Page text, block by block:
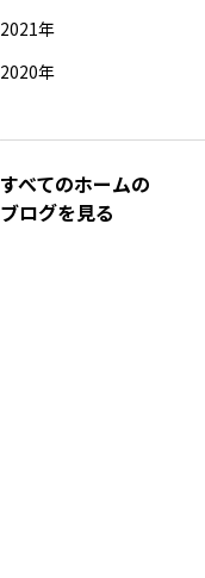
2021年
2020年
すべてのホームの
ブログを見る